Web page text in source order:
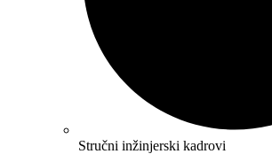
Stručni inžinjerski kadrovi